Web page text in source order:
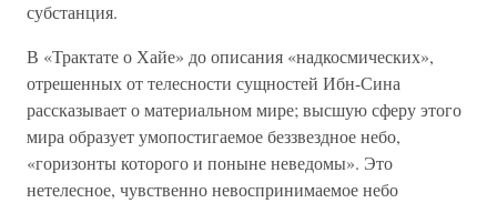
субстанция.
В «Трактате о Хайе» до описания «надкосмических»,
отрешенных от телесности сущностей Ибн-Сина
рассказывает о материальном мире; высшую сферу этого
мира образует умопостигаемое беззвездное небо,
«горизонты которого и поныне неведомы». Это
нетелесное, чувственно невоспринимаемое небо